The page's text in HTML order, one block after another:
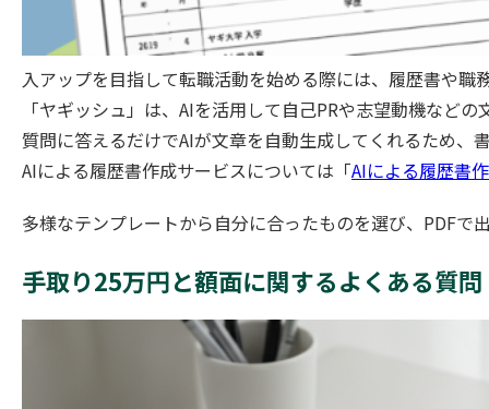
入アップを目指して転職活動を始める際には、履歴書や
「ヤギッシュ」は、AIを活用して自己PRや志望動機など
質問に答えるだけでAIが文章を自動生成してくれるため、
AIによる履歴書作成サービスについては「AIによる履歴書
多様なテンプレートから自分に合ったものを選び、PDF
手取り25万円と額面に関するよくある質問